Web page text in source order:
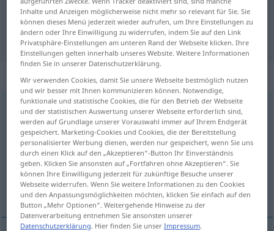
"Zeitgenosse" Spanisch
Übersetzung
„Zeitgenosse“: Maskulinum
Zeitgenossem <Zeitgenossen;Zeitgenossen>Zeitgenossin
Zeitgenossin;Zeitgenossinnen>
Übersicht aller Übersetzungen
(Für mehr Details die Übersetzung anklicken/antippen)
contemporánea
Inhalte und Anzeigen möglicherweise nicht mehr so relevant für Sie. Sie
können dieses Menü jederzeit wieder aufrufen, um Ihre Einstellungen zu
ändern oder Ihre Einwilligung zu widerrufen, indem Sie auf den Link
Privatsphäre-Einstellungen am unteren Rand der Webseite klicken. Ihre
Einstellungen gelten innerhalb unseres Website. Weitere Informationen
finden Sie in unserer Datenschutzerklärung.
Wir verwenden Cookies, damit Sie unsere Webseite bestmöglich nutzen
und wir besser mit Ihnen kommunizieren können. Notwendige,
funktionale und statistische Cookies, die für den Betrieb der Webseite
und der statistischen Auswertung unserer Webseite erforderlich sind,
werden auf Grundlage unserer Vorauswahl immer auf Ihrem Endgerät
gespeichert. Marketing-Cookies und Cookies, die der Bereitstellung
personalisierter Werbung dienen, werden nur gespeichert, wenn Sie uns
durch einen Klick auf den „Akzeptieren“-Button Ihr Einverständnis
geben. Klicken Sie ansonsten auf „Fortfahren ohne Akzeptieren“. Sie
können Ihre Einwilligung jederzeit für zukünftige Besuche unserer
Webseite widerrufen. Wenn Sie weitere Informationen zu den Cookies
und den Anpassungsmöglichkeiten möchten, klicken Sie einfach auf den
Button „Mehr Optionen“. Weitergehende Hinweise zu der
Datenverarbeitung entnehmen Sie ansonsten unserer
Datenschutzerklärung. Hier finden Sie unserImpressum.